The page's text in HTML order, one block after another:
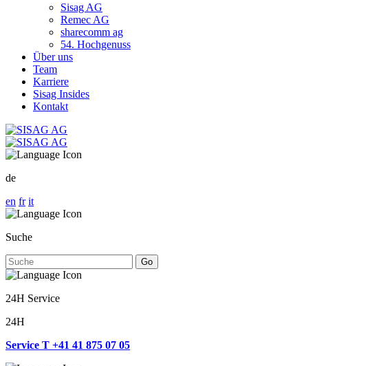
Sisag AG
Remec AG
sharecomm ag
54. Hochgenuss
Über uns
Team
Karriere
Sisag Insides
Kontakt
de
en fr it
Suche
Go
24H Service
24H
Service T +41 41 875 07 05